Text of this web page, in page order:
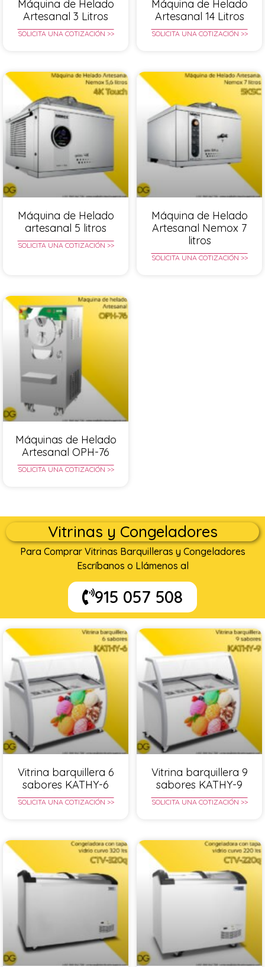
Máquina de Helado
Artesanal 3 Litros
SOLICITA UNA COTIZACIÓN >>
Máquina de Helado
Artesanal 14 Litros
SOLICITA UNA COTIZACIÓN >>
Máquina de Helado
artesanal 5 litros
SOLICITA UNA COTIZACIÓN >>
Máquina de Helado
Artesanal Nemox 7
litros
SOLICITA UNA COTIZACIÓN >>
Máquinas de Helado
Artesanal OPH-76
SOLICITA UNA COTIZACIÓN >>
Vitrinas y Congeladores
Para Comprar Vitrinas Barquilleras y Congeladores
Escríbanos o Llámenos al
915 057 508
Vitrina barquillera 6
sabores KATHY-6
SOLICITA UNA COTIZACIÓN >>
Vitrina barquillera 9
sabores KATHY-9
SOLICITA UNA COTIZACIÓN >>